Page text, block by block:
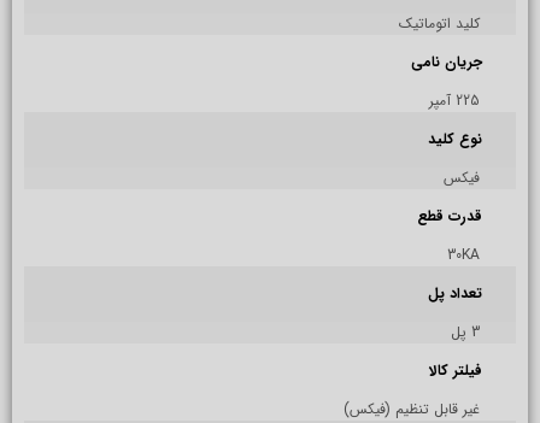
کلید اتوماتیک
جریان نامی
225 آمپر
نوع کلید
فیکس
قدرت قطع
30KA
تعداد پل
3 پل
فیلتر کالا
غیر قابل تنظیم (فیکس)